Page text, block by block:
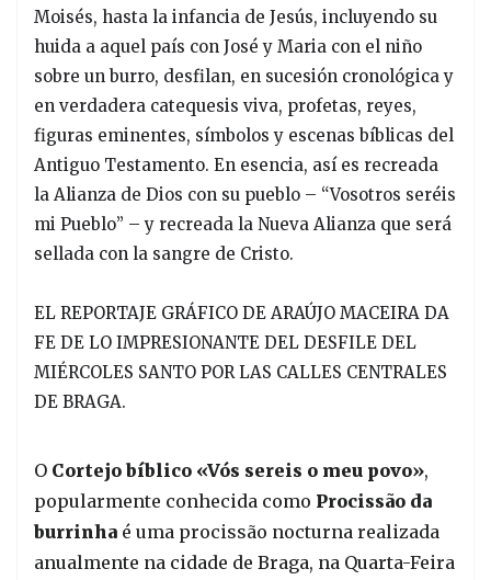
Moisés, hasta la infancia de Jesús, incluyendo su
huida a aquel país con José y Maria con el niño
sobre un burro, desfilan, en sucesión cronológica y
en verdadera catequesis viva, profetas, reyes,
figuras eminentes, símbolos y escenas bíblicas del
Antiguo Testamento. En esencia, así es recreada
la Alianza de Dios con su pueblo – “Vosotros seréis
mi Pueblo” – y recreada la Nueva Alianza que será
sellada con la sangre de Cristo.
EL REPORTAJE GRÁFICO DE ARAÚJO MACEIRA DA
FE DE LO IMPRESIONANTE DEL DESFILE DEL
MIÉRCOLES SANTO POR LAS CALLES CENTRALES
DE BRAGA.
O Cortejo bíblico «Vós sereis o meu povo»,
popularmente conhecida como Procissão da
burrinha é uma procissão nocturna realizada
anualmente na cidade de Braga, na Quarta-Feira